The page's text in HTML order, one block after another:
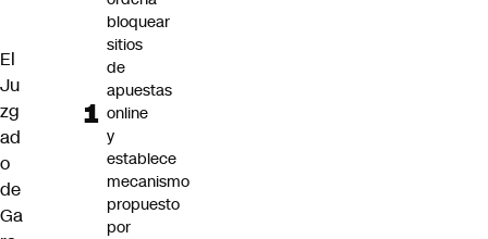
El
Ju
zg
ad
o
de
Ga
bloquear
sitios
de
apuestas
online
y
establece
mecanismo
propuesto
por